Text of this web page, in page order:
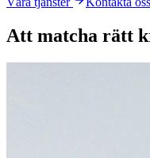
Att matcha rätt